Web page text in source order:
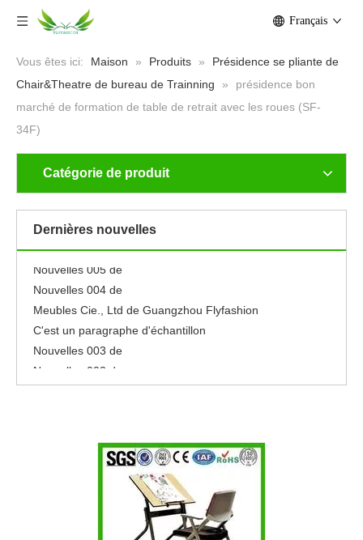
Français
Vous êtes ici: Maison » Produits »
Présidence se pliante de
Chair&Theatre de bureau de Trainning
»
présidence bon
marché de formation de table de retrait avec les roues (SF-
34F)
Catégorie de produit
Dernières nouvelles
Se sentir libre pour éditer ce texte pour le faire
Nouvelles 005 de
Nouvelles 004 de
Meubles Cie., Ltd de Guangzhou Flyfashion
C'est un paragraphe d'échantillon
Nouvelles 003 de
Nouvelles 002 de
Nouvelles 001 de
Nouvelles 005 de